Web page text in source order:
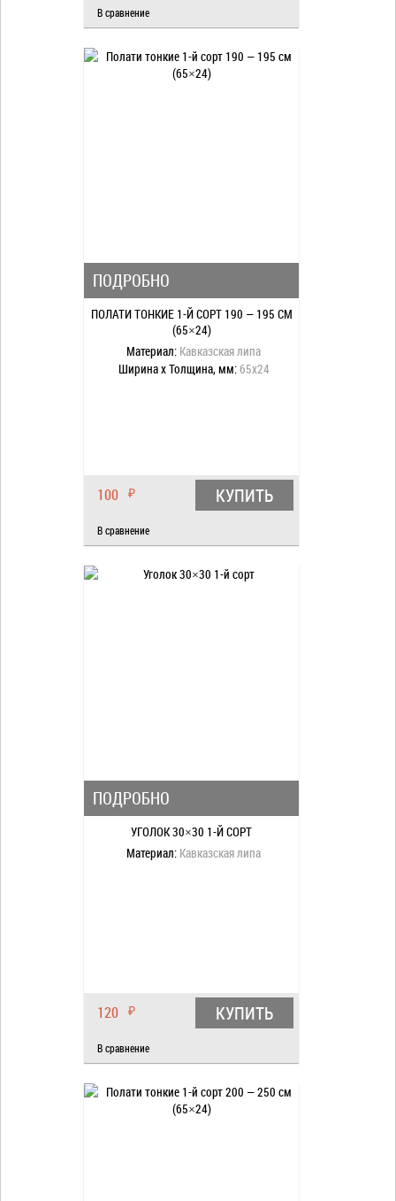
В сравнение
ПОДРОБНО
ПОЛАТИ ТОНКИЕ 1-Й СОРТ 190 — 195 СМ
(65×24)
Материал: Кавказская липа
Ширина x Толщина, мм:65x24
100 ₽ КУПИТЬ
В сравнение
ПОДРОБНО
УГОЛОК 30×30 1-Й СОРТ
Материал: Кавказская липа
120 ₽ КУПИТЬ
В сравнение